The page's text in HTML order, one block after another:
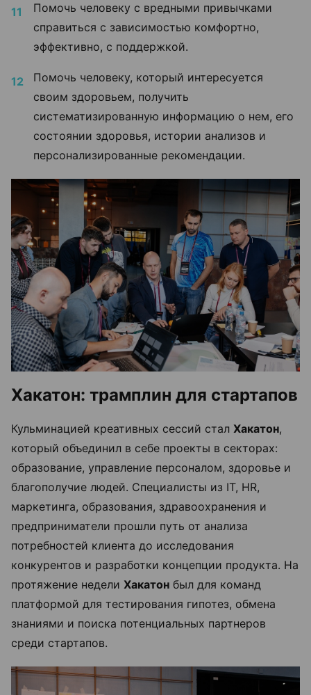
Помочь человеку с вредными привычками
справиться с зависимостью комфортно,
эффективно, с поддержкой.
Помочь человеку, который интересуется
своим здоровьем, получить
систематизированную информацию о нем, его
состоянии здоровья, истории анализов и
персонализированные рекомендации.
Хакатон: трамплин для стартапов
Кульминацией креативных сессий стал Хакатон,
который объединил в себе проекты в секторах:
образование, управление персоналом, здоровье и
благополучие людей. Специалисты из IT, HR,
маркетинга, образования, здравоохранения и
предприниматели прошли путь от анализа
потребностей клиента до исследования
конкурентов и разработки концепции продукта. На
протяжение недели Хакатон был для команд
платформой для тестирования гипотез, обмена
знаниями и поиска потенциальных партнеров
среди стартапов.